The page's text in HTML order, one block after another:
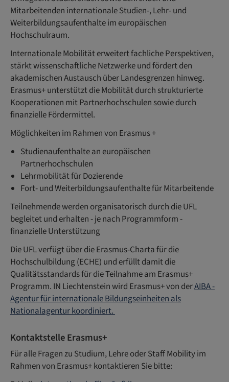
Mitarbeitenden internationale Studien-, Lehr- und
Weiterbildungsaufenthalte im europäischen
Hochschulraum.
Internationale Mobilität erweitert fachliche Perspektiven,
stärkt wissenschaftliche Netzwerke und fördert den
akademischen Austausch über Landesgrenzen hinweg.
Erasmus+ unterstützt die Mobilität durch strukturierte
Kooperationen mit Partnerhochschulen sowie durch
finanzielle Fördermittel.
Möglichkeiten im Rahmen von Erasmus +
Studienaufenthalte an europäischen
Partnerhochschulen
Lehrmobilität für Dozierende
Fort- und Weiterbildungsaufenthalte für Mitarbeitende
Teilnehmende werden organisatorisch durch die UFL
begleitet und erhalten - je nach Programmform -
finanzielle Unterstützung
Die UFL verfügt über die Erasmus-Charta für die
Hochschulbildung (ECHE) und erfüllt damit die
Qualitätsstandards für die Teilnahme am Erasmus+
Programm. IN Liechtenstein wird Erasmus+ von derAIBA -
Agentur für internationale Bildungseinheiten als
Nationalagentur koordiniert.
Kontaktstelle Erasmus+
Für alle Fragen zu Studium, Lehre oder Staff Mobility im
Rahmen von Erasmus+ kontaktieren Sie bitte: